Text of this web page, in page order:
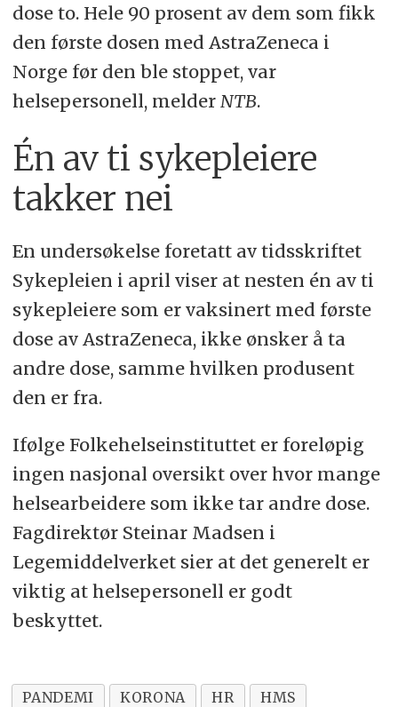
dose to. Hele 90 prosent av dem som fikk
den første dosen med AstraZeneca i
Norge før den ble stoppet, var
helsepersonell, melder NTB.
Én av ti sykepleiere
takker nei
En undersøkelse foretatt av tidsskriftet
Sykepleien i april viser at nesten én av ti
sykepleiere som er vaksinert med første
dose av AstraZeneca, ikke ønsker å ta
andre dose, samme hvilken produsent
den er fra.
Ifølge Folkehelseinstituttet er foreløpig
ingen nasjonal oversikt over hvor mange
helsearbeidere som ikke tar andre dose.
Fagdirektør Steinar Madsen i
Legemiddelverket sier at det generelt er
viktig at helsepersonell er godt
beskyttet.
PANDEMI KORONA HR
HMS